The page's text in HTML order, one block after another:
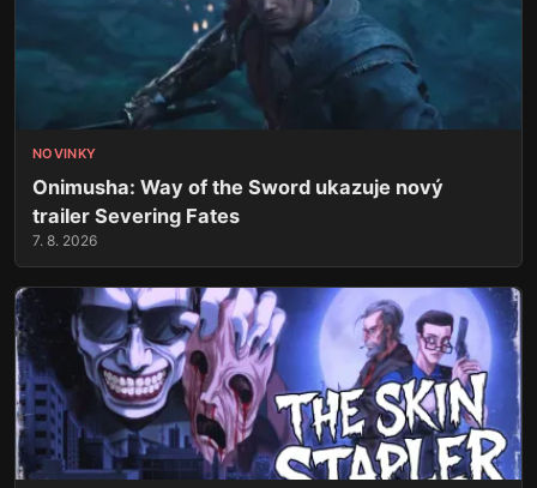
NOVINKY
Onimusha: Way of the Sword ukazuje nový
trailer Severing Fates
7. 8. 2026